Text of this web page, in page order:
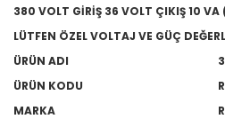
380 VOLT GİRİŞ 36 VOLT ÇIKIŞ 10
LÜTFEN ÖZEL VOLTAJ VE GÜÇ
ÜRÜN ADI
ÜRÜN KODU
MARKA